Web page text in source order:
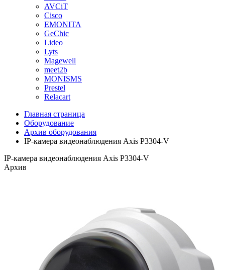
AVCiT
Cisco
EMONITA
GeChic
Lideo
Lyts
Magewell
meet2b
MONISMS
Prestel
Relacart
Главная страница
Оборудование
Архив оборудования
IP-камера видеонаблюдения Axis P3304-V
IP-камера видеонаблюдения Axis P3304-V
Архив